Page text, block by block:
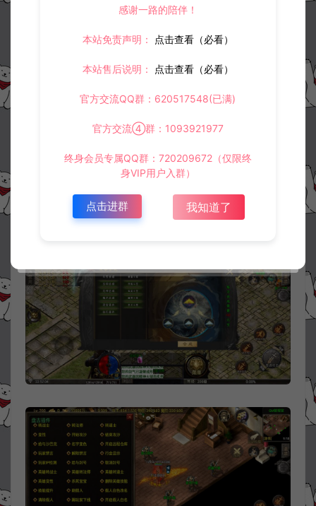
感谢一路的陪伴！
本站免责声明： 点击查看（必看）
本站售后说明： 点击查看（必看）
官方交流QQ群：620517548(已满)
官方交流④群：1093921977
终身会员专属QQ群：720209672（仅限终
身VIP用户入群）
点击进群 我知道了